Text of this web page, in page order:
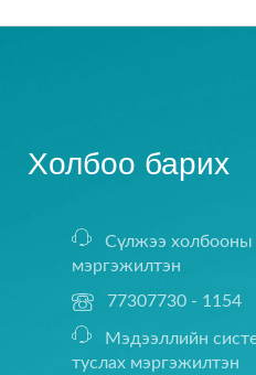
Холбоо барих
Сүлжээ холбооны
мэргэжилтэн
77307730 - 1154
Мэдээллийн
туслах мэргэжилтэн